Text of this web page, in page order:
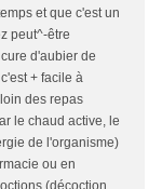
et que c'est un
peut^-être
d'aubier de
+ facile à
des repas
le chaud active, le
de l'organisme)
ou en
(décoction